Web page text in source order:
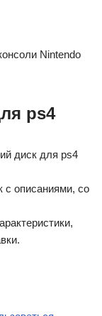
ps4
диск для ps4
описаниями, со